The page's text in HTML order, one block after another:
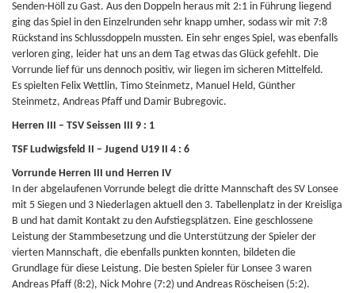
Senden-Höll zu Gast. Aus den Doppeln heraus mit 2:1 in Führung liegend
ging das Spiel in den Einzelrunden sehr knapp umher, sodass wir mit 7:8
Rückstand ins Schlussdoppeln mussten. Ein sehr enges Spiel, was ebenfalls
verloren ging, leider hat uns an dem Tag etwas das Glück gefehlt. Die
Vorrunde lief für uns dennoch positiv, wir liegen im sicheren Mittelfeld.
Es spielten Felix Wettlin, Timo Steinmetz, Manuel Held, Günther
Steinmetz, Andreas Pfaff und Damir Bubregovic.
Herren III – TSV Seissen III 9 : 1
TSF Ludwigsfeld II – Jugend U19 II 4 : 6
Vorrunde Herren III und Herren IV
In der abgelaufenen Vorrunde belegt die dritte Mannschaft des SV Lonsee
mit 5 Siegen und 3 Niederlagen aktuell den 3. Tabellenplatz in der Kreisliga
B und hat damit Kontakt zu den Aufstiegsplätzen. Eine geschlossene
Leistung der Stammbesetzung und die Unterstützung der Spieler der
vierten Mannschaft, die ebenfalls punkten konnten, bildeten die
Grundlage für diese Leistung. Die besten Spieler für Lonsee 3 waren
Andreas Pfaff (8:2), Nick Mohre (7:2) und Andreas Röscheisen (5:2).